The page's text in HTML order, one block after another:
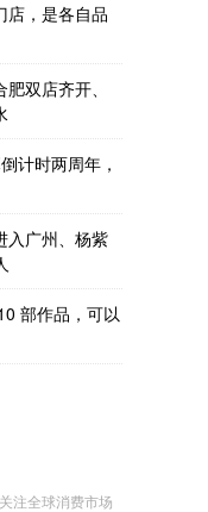
店，是各自品
双店齐开、
计时两周年，
入广州、杨紫
部作品，可以
注全球消费市场